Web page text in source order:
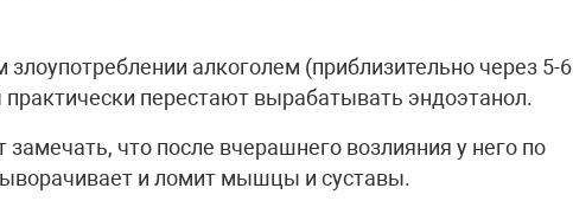
алкоголем (приблизительно через 5-6
перестают вырабатывать эндоэтанол.
замечать, что после вчерашнего возлияния у него по
и ломит мышцы и суставы.